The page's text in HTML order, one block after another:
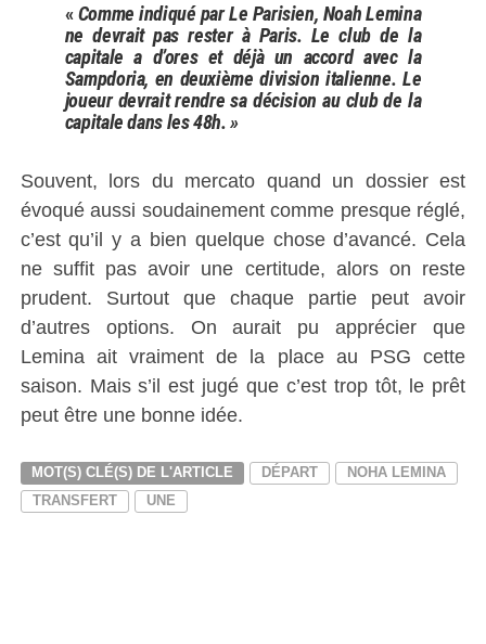
«Comme indiqué par Le Parisien, Noah Lemina
ne devrait pas rester à Paris. Le club de la
capitale a d’ores et déjà un accord avec la
Sampdoria, en deuxième division italienne. Le
joueur devrait rendre sa décision au club de la
capitale dans les 48h. »
Souvent, lors du mercato quand un dossier est
évoqué aussi soudainement comme presque réglé,
c’est qu’il y a bien quelque chose d’avancé. Cela
ne suffit pas avoir une certitude, alors on reste
prudent. Surtout que chaque partie peut avoir
d’autres options. On aurait pu apprécier que
Lemina ait vraiment de la place au PSG cette
saison. Mais s’il est jugé que c’est trop tôt, le prêt
peut être une bonne idée.
MOT(S) CLÉ(S) DE L'ARTICLE DÉPART
NOHA LEMINA
TRANSFERT
UNE